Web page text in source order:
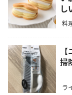
料
掃
ラ